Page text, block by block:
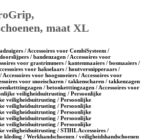
maat XL
/ Accessoires voor CombiSysteem /
/ bandenzagen / Accessoires voor
voor grastrimmers / kantenmaaiers / bosmaaiers /
voor hakselaars / houtversnipperaars /
Accessoires voor hoogsnoeiers / Accessoires voor
voor snoeischaren / takkenscharen / takkenzagen
/ betonketttingzagen / Accessoires voor
veiligheidsuitrusting / Persoonlijke
veiligheidsuitrusting / Persoonlijke
veiligheidsuitrusting / Persoonlijke
veiligheidsuitrusting / Persoonlijke
veiligheidsuitrusting / Persoonlijke
veiligheidsuitrusting / Persoonlijke
veiligheidsuitrusting / STIHL Accessoires /
kleding / Werkhandschoenen / veiligheidshandschoenen